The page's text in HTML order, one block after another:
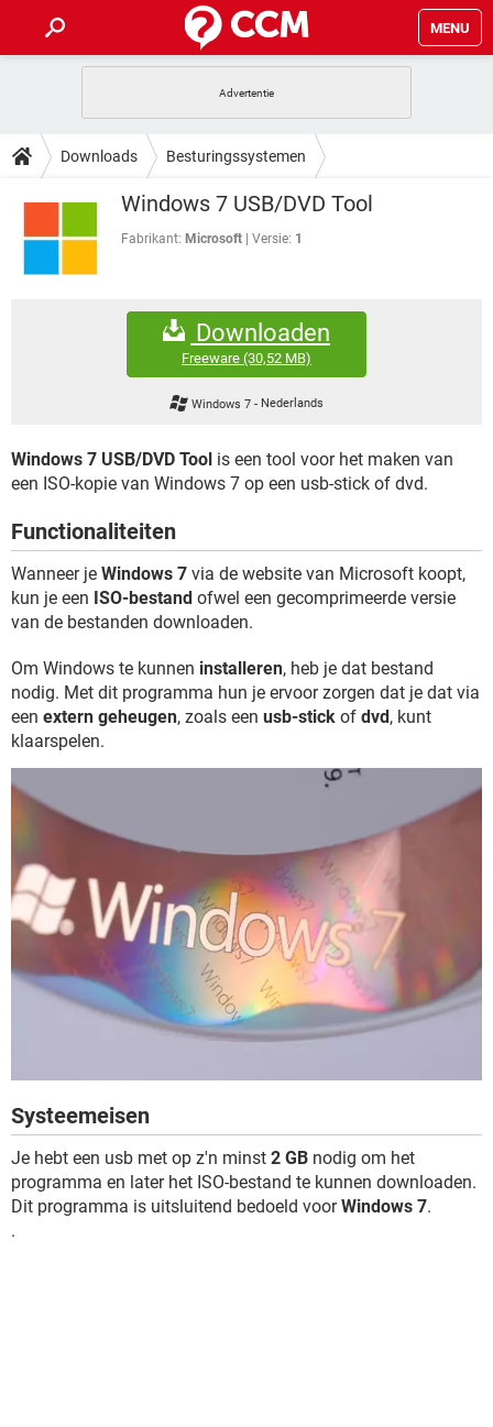
MENU
INSTAGRAM WINDOWS 10
NETFLIX CORONAVIRUS
GRATIS SNAPCHAT
TIKTOK
HOW-TO
VIDEOBELLEN
VIDEOBELLEN GAMES
INSTAGRAM
CORONAVIRUS
SNAPCHAT
WINDOWS 10
CORONAVIRUS
SNAPCHAT
GAMES
GRATIS SNAPCHAT
Downloads Besturingssystemen
Windows 7 USB/DVD Tool
Fabrikant: Microsoft Versie: 1
Downloaden
Freeware (30,52 MB)
Windows 7- Nederlands
Windows 7 USB/DVD Tool is een tool voor het maken van
een ISO-kopie van Windows 7 op een usb-stick of dvd.
Functionaliteiten
Wanneer je Windows 7 via de website van Microsoft koopt,
kun je een ISO-bestand ofwel een gecomprimeerde versie
van de bestanden downloaden.
Om Windows te kunnen installeren, heb je dat bestand
nodig. Met dit programma hun je ervoor zorgen dat je dat via
een extern geheugen, zoals een usb-stick of dvd, kunt
klaarspelen.
Systeemeisen
Je hebt een usb met op z'n minst 2 GB nodig om het
programma en later het ISO-bestand te kunnen downloaden.
Dit programma is uitsluitend bedoeld voorWindows 7.
.